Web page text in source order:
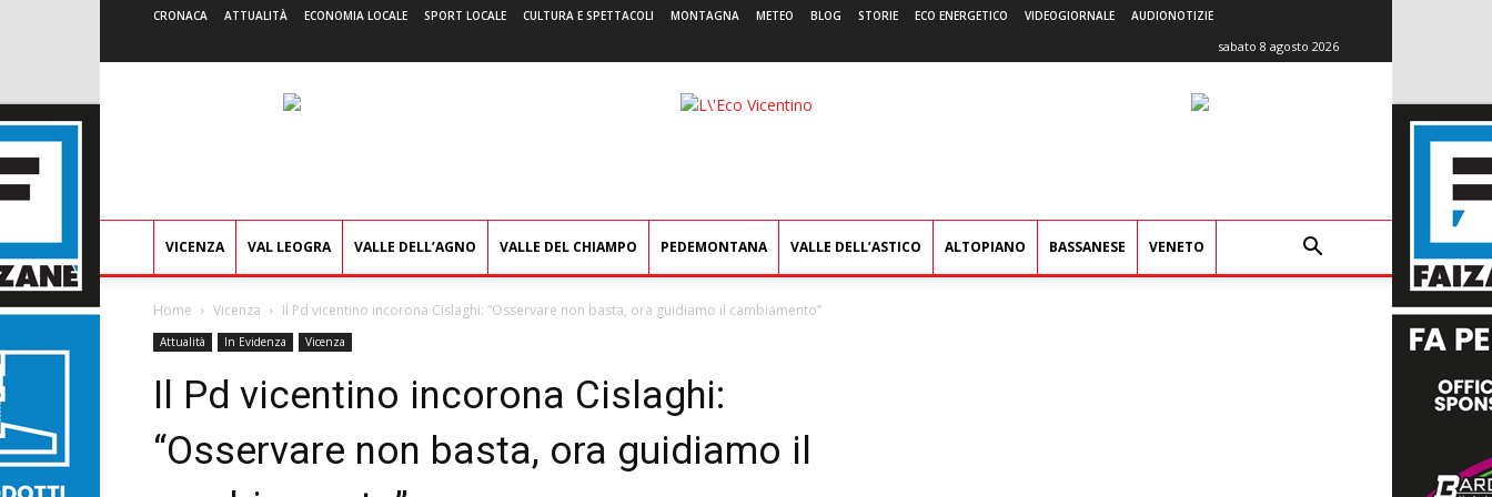
CRONACA ATTUALITÀ ECONOMIA LOCALE SPORT LOCALE CULTURA E SPETTACOLI MONTAGNA METEO BLOG STORIE ECO ENERGETICO VIDEOGIORNALE AUDIONOTIZIE
sabato 8 agosto 2026
L'Eco
VICENZA VAL LEOGRA VALLE DELL’AGNO VALLE DEL CHIAMPO PEDEMONTANA VALLE DELL’ASTICO ALTOPIANO BASSANESE VENETO
Home Vicenza Il Pd vicentino incorona Cislaghi: “Osservare non basta, ora guidiamo il cambiamento”
Attualità In Evidenza Vicenza
Il Pd vicentino incorona Cislaghi:
“Osservare non basta, ora guidiamo il